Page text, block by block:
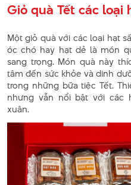
Giỏ quà Tết các loại
Một giỏ quà với các loại hạt
óc chó hay hạt dẻ là món
sang trọng. Món quà này
tâm đến sức khỏe và dinh
trong những bữa tiệc Tết.
nhưng vẫn nổi bật với các
xuân.